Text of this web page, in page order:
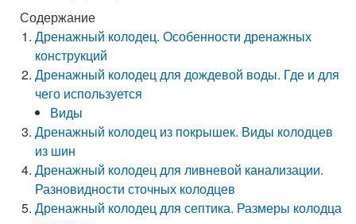
Содержание
Дренажный колодец. Особенности дренажных
конструкций
Дренажный колодец для дождевой воды. Где и для
чего используется
Виды
Дренажный колодец из покрышек. Виды колодцев
из шин
Дренажный колодец для ливневой канализации.
Разновидности сточных колодцев
Дренажный колодец для септика. Размеры колодца